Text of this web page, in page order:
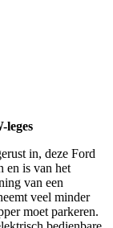
leges
in, deze Ford
en is van het
van een
veel minder
moet parkeren.